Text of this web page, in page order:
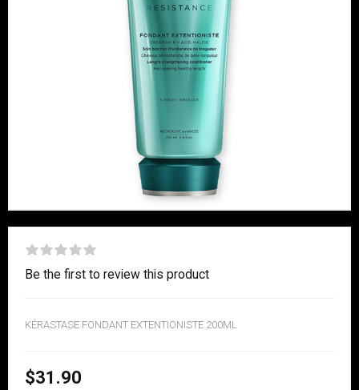
Be the first to review this product
KÉRASTASE FONDANT EXTENTIONISTE 200ML
$31.90